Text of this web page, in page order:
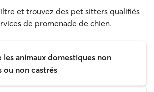
et trouvez des pet sitters qualifiés
de promenade de chien.
les animaux domestiques non
ou non castrés